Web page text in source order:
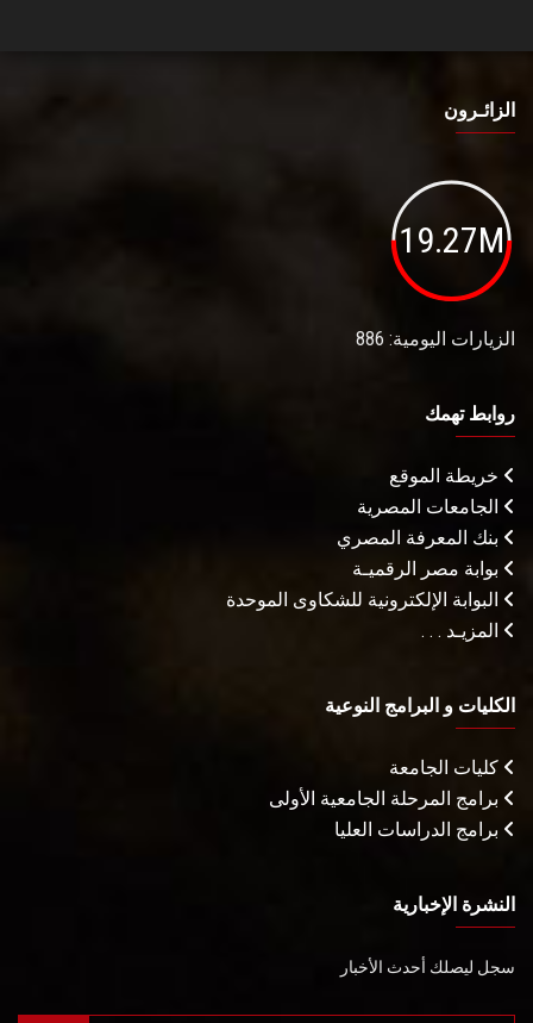
الزائـرون
19.27M
الزيارات اليومية: 886
روابط تهمك
خريطة الموقع
الجامعات المصرية
بنك المعرفة المصري
بوابة مصر الرقميـة
البوابة الإلكترونية للشكاوى الموحدة
المزيـد . . .
الكليات و البرامج النوعية
كليات الجامعة
برامج المرحلة الجامعية الأولى
برامج الدراسات العليا
النشرة الإخبارية
سجل ليصلك أحدث الأخبار